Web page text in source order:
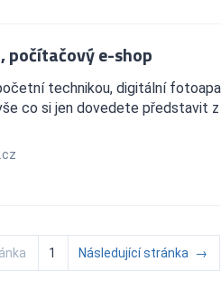
počítačový e-shop
technikou, digitální
co si jen dovedete představit
1 Následující stránka →